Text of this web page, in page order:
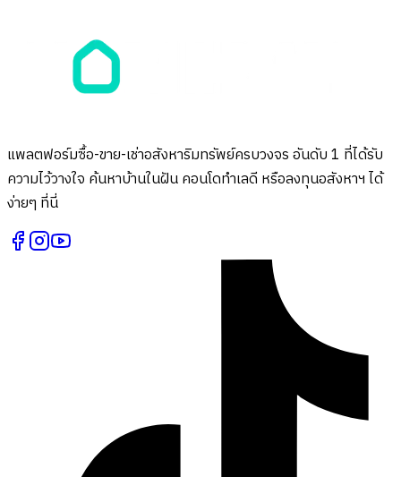
แพลตฟอร์มซื้อ-ขาย-เช่าอสังหาริมทรัพย์ครบวงจร อันดับ 1 ที่ได้รับ
ความไว้วางใจ ค้นหาบ้านในฝัน คอนโดทำเลดี หรือลงทุนอสังหาฯ ได้
ง่ายๆ ที่นี่